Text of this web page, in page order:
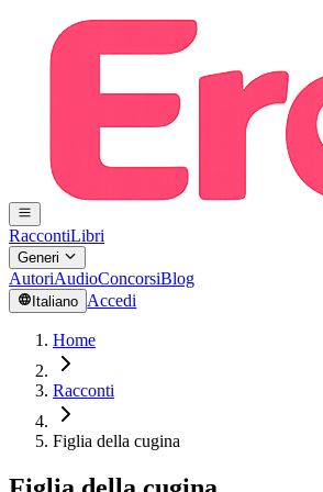
RaccontiLibri
Generi
AutoriAudioConcorsiBlog
Italiano Accedi
Home
Racconti
Figlia della cugina